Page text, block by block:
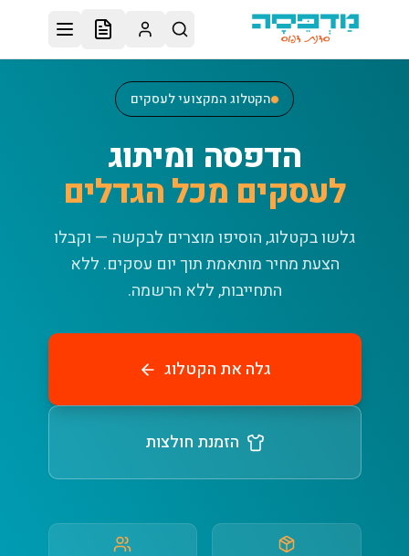
דלג לתוכן הראשי
הקטלוג המקצועי לעסקים
הדפסה ומיתוג
לעסקים מכל הגדלים
גלשו בקטלוג, הוסיפו מוצרים לבקשה — וקבלו
הצעת מחיר מותאמת תוך יום עסקים. ללא
התחייבות, ללא הרשמה.
גלה את הקטלוג
הזמנת חולצות